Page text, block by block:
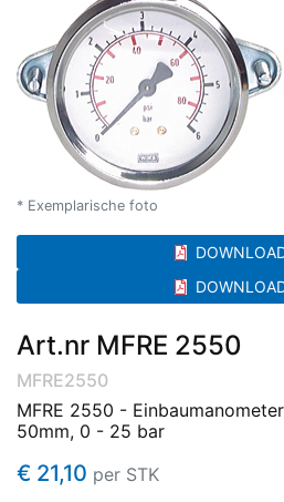
* Exemplarische foto
Art.nr MFRE 2550
MFRE2550
MFRE 2550 -
50mm, 0 - 25 bar
€ 21,10 per STK